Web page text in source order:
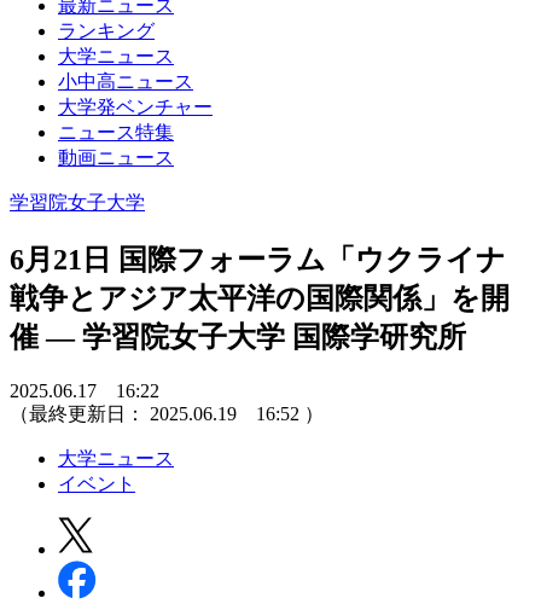
最新ニュース
ランキング
大学ニュース
小中高ニュース
大学発ベンチャー
ニュース特集
動画ニュース
学習院女子大学
6月21日 国際フォーラム「ウクライナ
戦争とアジア太平洋の国際関係」を開
催 — 学習院女子大学 国際学研究所
2025.06.17 16:22
（最終更新日： 2025.06.19 16:52 ）
大学ニュース
イベント